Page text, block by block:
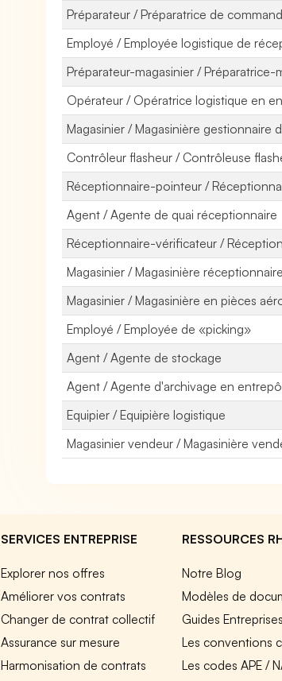
Préparateur / Préparatrice de
Employé / Employée logistique de
Préparateur-magasinier / Préparatrice-
Opérateur / Opératrice logistique en
Magasinier / Magasinière gestionnaire
Contrôleur flasheur / Contrôleuse
Réceptionnaire-pointeur /
Agent / Agente de quai réceptionnaire
Réceptionnaire-vérificateur /
Magasinier / Magasinière réceptionnaire
Magasinier / Magasinière en pièces
Employé / Employée de «picking»
Agent / Agente de stockage
Agent / Agente d'archivage en
Equipier / Equipière logistique
Magasinier vendeur / Magasinière
SERVICES ENTREPRISE
Explorer nos offres
Améliorer vos contrats
Changer de contrat collectif
Assurance sur mesure
Harmonisation de contrats
RESSOURCES
Notre Blog
Modèles de
Guides Entreprises
Les conventions
Les codes APE /